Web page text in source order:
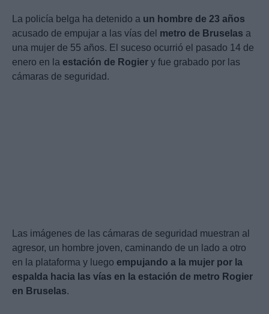
La policía belga ha detenido a un hombre de 23 años
acusado de empujar a las vías del metro de Bruselas a
una mujer de 55 años. El suceso ocurrió el pasado 14 de
enero en la estación de Rogier y fue grabado por las
cámaras de seguridad.
Las imágenes de las cámaras de seguridad muestran al
agresor, un hombre joven, caminando de un lado a otro
en la plataforma y luego empujando a la mujer por la
espalda hacia las vías en la estación de metro Rogier
en Bruselas.